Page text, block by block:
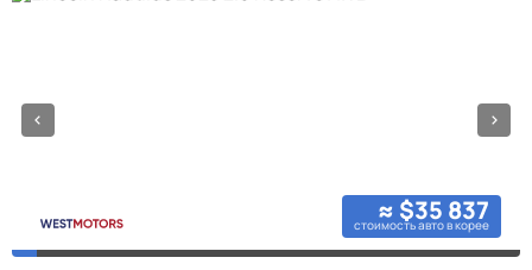
≈ $35 837
стоимость авто в корее